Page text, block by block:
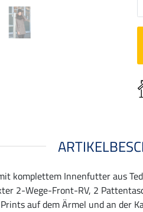
komplettem Innenfutter aus
2-Wege-Front-RV, 2
auf dem Ärmel und an der